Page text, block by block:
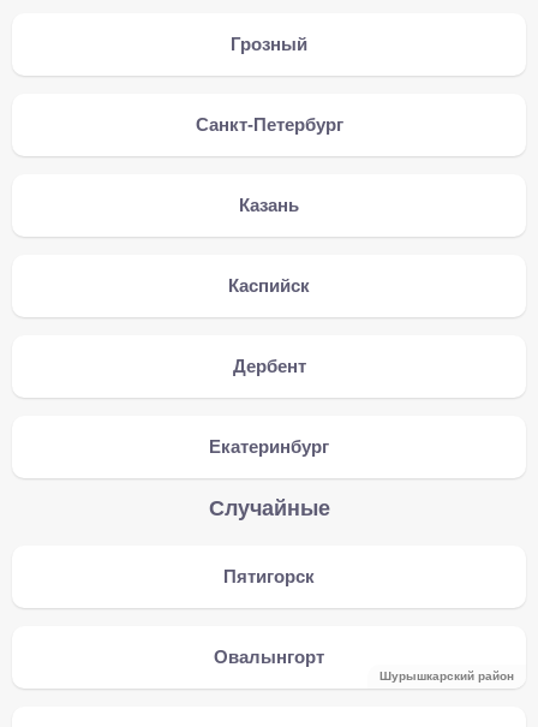
Грозный
Санкт-Петербург
Казань
Каспийск
Дербент
Екатеринбург
Случайные
Пятигорск
Овалынгорт
Шурышкарский район